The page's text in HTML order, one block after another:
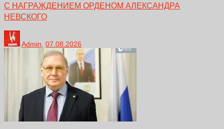
С НАГРАЖДЕНИЕМ ОРДЕНОМ АЛЕКСАНДРА
НЕВСКОГО
Admin 07.08.2026